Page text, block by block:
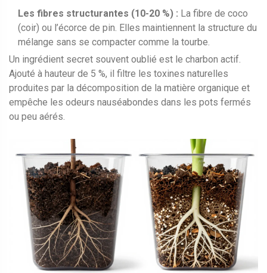
Les fibres structurantes (10-20 %) : La fibre de coco
(coir) ou l’écorce de pin. Elles maintiennent la structure du
mélange sans se compacter comme la tourbe.
Un ingrédient secret souvent oublié est le charbon actif.
Ajouté à hauteur de 5 %, il filtre les toxines naturelles
produites par la décomposition de la matière organique et
empêche les odeurs nauséabondes dans les pots fermés
ou peu aérés.